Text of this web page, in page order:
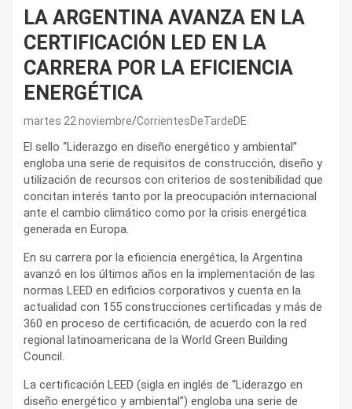
LA ARGENTINA AVANZA EN LA
CERTIFICACIÓN LED EN LA
CARRERA POR LA EFICIENCIA
ENERGÉTICA
martes 22 noviembre CorrientesDeTardeDE
El sello “Liderazgo en diseño energético y ambiental”
engloba una serie de requisitos de construcción, diseño y
utilización de recursos con criterios de sostenibilidad que
concitan interés tanto por la preocupación internacional
ante el cambio climático como por la crisis energética
generada en Europa.
En su carrera por la eficiencia energética, la Argentina
avanzó en los últimos años en la implementación de las
normas LEED en edificios corporativos y cuenta en la
actualidad con 155 construcciones certificadas y más de
360 en proceso de certificación, de acuerdo con la red
regional latinoamericana de la World Green Building
Council.
La certificación LEED (sigla en inglés de “Liderazgo en
diseño energético y ambiental”) engloba una serie de